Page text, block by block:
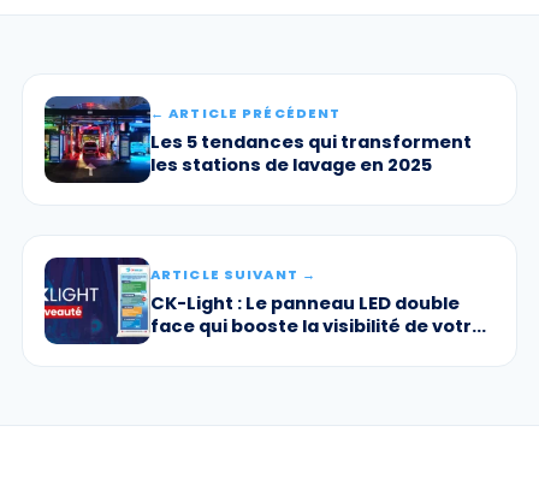
← ARTICLE PRÉCÉDENT
Les 5 tendances qui transforment
les stations de lavage en 2025
ARTICLE SUIVANT →
CK-Light : Le panneau LED double
face qui booste la visibilité de votre